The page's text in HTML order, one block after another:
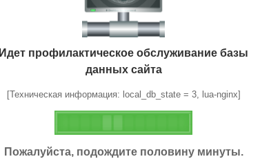
Идет профилактическое обслуживание базы
данных сайта
[Техническая информация: local_db_state = 3, lua-nginx]
Пожалуйста, подождите половину минуты.